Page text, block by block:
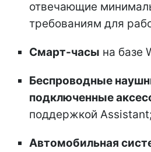
отвечающие
требованиям для
Смарт-часы на базе
Беспроводные
подключенные
поддержкой Assistant;
Автомобильная